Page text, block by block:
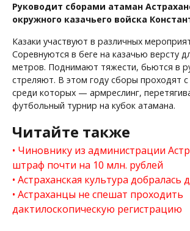
Руководит сборами атаман
окружного казачьего войска
Казаки участвуют в различных
Соревнуются в беге на казачью версту
метров. Поднимают тяжести, бьются в
стреляют. В этом году сборы проходят
среди которых — армреслинг,
футбольный турнир на кубок атамана.
Читайте также
Чиновнику из администрации
штраф почти на 10 млн. рублей
Астраханская культура добралась
Астраханцы не спешат проходить
дактилоскопическую регистрацию